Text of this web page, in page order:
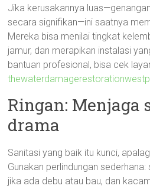
Jika kerusakannya
secara signifikan—ini saatnya
Mereka bisa menilai tingkat
jamur, dan merapikan instalasi
bantuan profesional, bisa cek
Ringan: Menjaga
drama
Sanitasi yang baik itu kunci,
Gunakan perlindungan
jika ada debu atau bau, dan